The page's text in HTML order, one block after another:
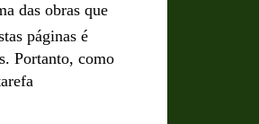
das obras que
páginas é
Portanto, como